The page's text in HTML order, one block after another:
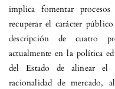
implica fomentar
recuperar el carácter
descripción de cuatro
actualmente en la política
del Estado de alinear el
racionalidad de mercado,